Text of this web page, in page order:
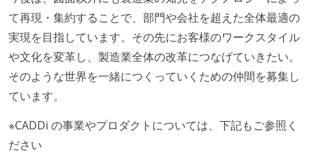
て再現・集約することで、部門や会社を超えた全体最適の
実現を目指しています。その先にお客様のワークスタイル
や文化を変革し、製造業全体の改革につなげていきたい。
そのような世界を一緒につくっていくための仲間を募集し
ています。
※CADDi の事業やプロダクトについては、下記もご参照く
ださい